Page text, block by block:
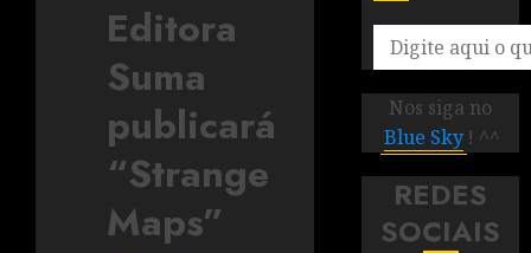
Editora
Suma
publicará
“Strange
Maps”
Nos siga no
Blue Sky ! ^^
REDES
SOCIAIS